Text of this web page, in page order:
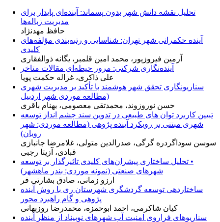
تحلیل نقشه دانش شهر بدون پسماند: آینده‌ای پایدار برای
مدیریت زباله‌ها
حافظ مهدنژاد
آینده حکمرانی شهر تهران: شناسایی و رتبه‌بندی مؤلفه‌های
کلیدی
آرمین فیروزپور، محمد امین قلمبر، یگانه ذوالفقاری
آینده‌نگاری شرکتی: مرور حیطه‌ای مقالات متاخر
علی ذاکری، غزاله حکمت پویا
سناریونگاری تحقق شهر هوشمند با تأکید بر مدیریت شهری
(مطالعه موردی شهر اردبیل
حسن نوروزوند، محمدتقی معصومی، بهنام باقری
تبیین کاربرد توان های طبیعی در تدوین سند چشم انداز توسعه
شهری مبتنی بر رویکرد آینده پژوهی (مطالعه موردی: شهر
رویان)
سوسن سوداگردره گرگی، صدرالدین متولی، غلامرضا جانبازی
قبادی، آزیتا رجبی
• تحلیل ساختاری پیشران‌های کلیدی تاثیرگذار بر توسعه
شهرهای صنعتی (نمونه موردی: بندر ماهشهر)
ارزو زمانی، صادق بشارتی فر
ساختاردهی توسعه گردشگری شهرستان ری با روش آینده
پژوهی و گام راهبرد محور
کیان شاکرمی، احمد ابوحمزه، محمدرضا روزبهانی